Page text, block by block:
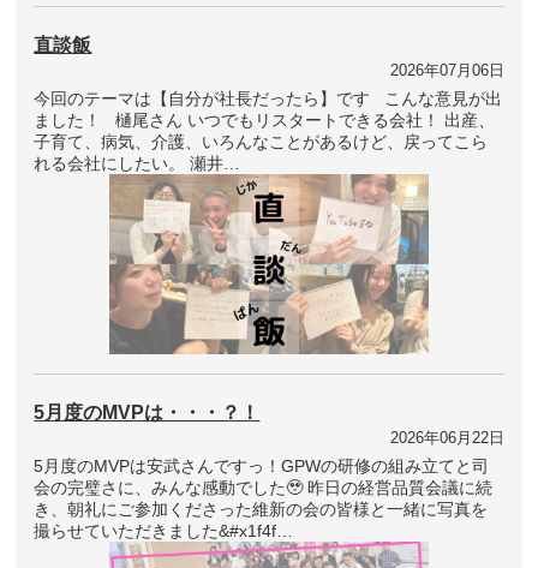
直談飯
2026年07月06日
今回のテーマは【自分が社長だったら】です こんな意見が出
ました！ 樋尾さん いつでもリスタートできる会社！ 出産、
子育て、病気、介護、いろんなことがあるけど、戻ってこら
れる会社にしたい。 瀬井…
5月度のMVPは・・・？！
2026年06月22日
5月度のMVPは安武さんですっ！GPWの研修の組み立てと司
会の完璧さに、みんな感動でした🥹 昨日の経営品質会議に続
き、朝礼にご参加くださった維新の会の皆様と一緒に写真を
撮らせていただきました&#x1f4f…